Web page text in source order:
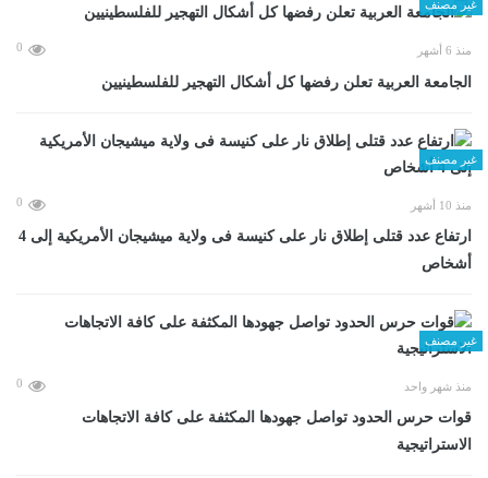
غير مصنف
منذ 6 أشهر 0
الجامعة العربية تعلن رفضها كل أشكال التهجير للفلسطينيين
غير مصنف
منذ 10 أشهر 0
ارتفاع عدد قتلى إطلاق نار على كنيسة فى ولاية ميشيجان الأمريكية إلى 4
أشخاص
غير مصنف
منذ شهر واحد 0
قوات حرس الحدود تواصل جهودها المكثفة على كافة الاتجاهات
الاستراتيجية